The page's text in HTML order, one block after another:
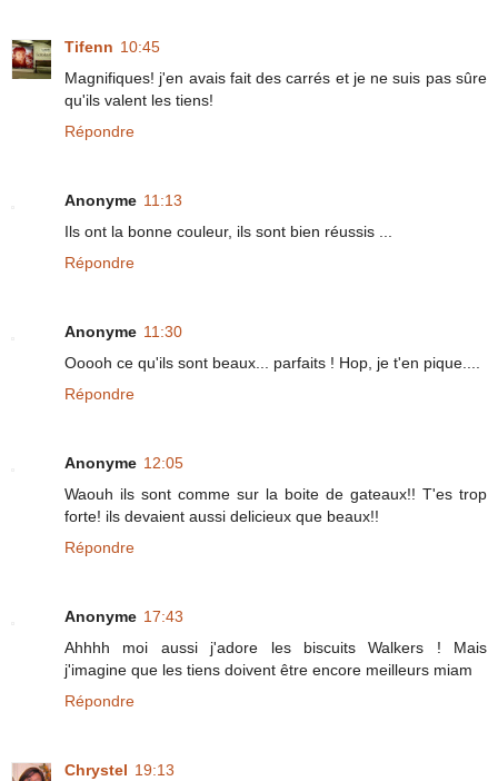
Tifenn 10:45
Magnifiques! j'en avais fait des carrés et je ne suis pas sûre
qu'ils valent les tiens!
Répondre
Anonyme 11:13
Ils ont la bonne couleur, ils sont bien réussis ...
Répondre
Anonyme 11:30
Ooooh ce qu'ils sont beaux... parfaits ! Hop, je t'en pique....
Répondre
Anonyme 12:05
Waouh ils sont comme sur la boite de gateaux!! T'es trop
forte! ils devaient aussi delicieux que beaux!!
Répondre
Anonyme 17:43
Ahhhh moi aussi j'adore les biscuits Walkers ! Mais
j'imagine que les tiens doivent être encore meilleurs miam
Répondre
Chrystel 19:13